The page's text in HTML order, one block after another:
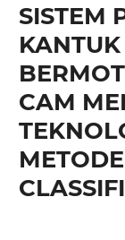
SISTEM
CAM